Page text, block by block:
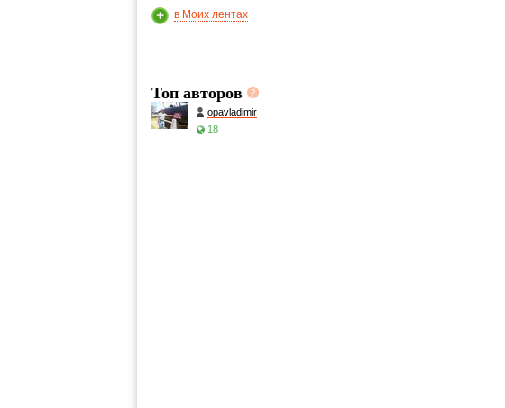
в Моих лентах
Топ авторов
opavladimir
18